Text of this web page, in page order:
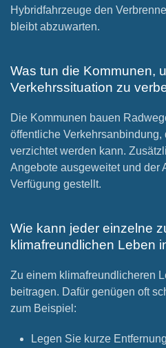
Hybridfahrzeuge den
bleibt abzuwarten.
Was tun die Kommunen,
Verkehrssituation zu
Die Kommunen bauen
öffentliche Verkehrsanbindung,
verzichtet werden kann.
Angebote ausgeweitet und der
Verfügung gestellt.
Wie kann jeder einzelne
klimafreundlichen Leben
Zu einem klimafreundlicheren
beitragen. Dafür genügen oft
zum Beispiel:
Legen Sie kurze